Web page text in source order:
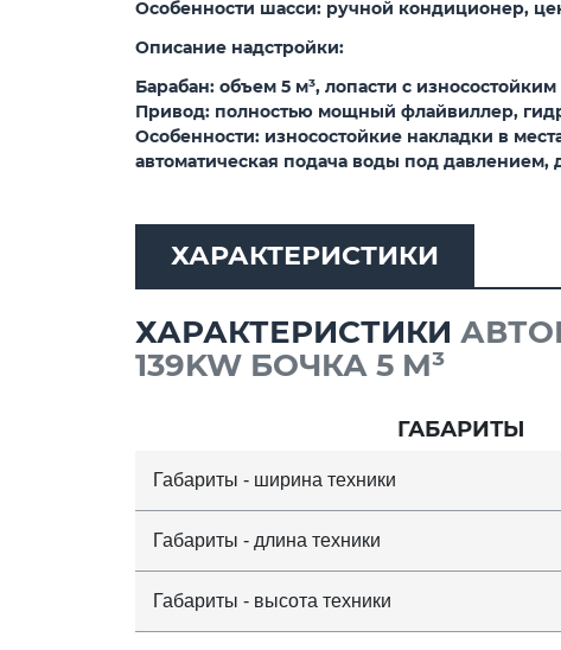
Особенности шасси: ручной кондиционер,
Описание надстройки:
Барабан: объем 5 м³, лопасти с
Привод: полностью мощный флайвиллер,
Особенности: износостойкие накладки в
автоматическая подача воды под
ХАРАКТЕРИСТИКИ
ХАРАКТЕРИСТИКИ
139KW БОЧКА 5 M³
ГАБАРИТЫ
Габариты - ширина техники
Габариты - длина техники
Габариты - высота техники